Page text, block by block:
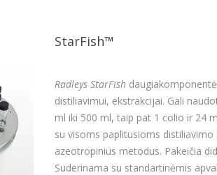
StarFish™
Radleys StarFish
distiliavimui, ekstrakcijai. Gali
ml iki 500 ml, taip pat 1 colio ir 24
su visoms paplitusioms
azeotropinius metodus. Pakeičia
Suderinama su standartinėmis